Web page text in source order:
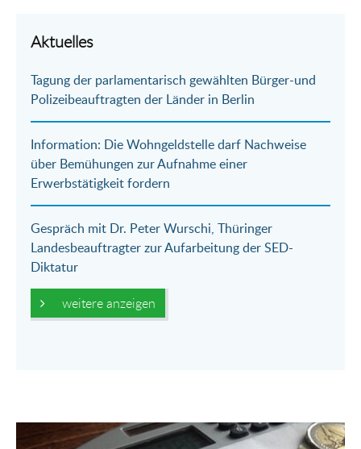
per
Mail
auf
Aktuelles
Tagung der parlamentarisch gewählten Bürger-und
Polizeibeauftragten der Länder in Berlin
Information: Die Wohngeldstelle darf Nachweise
über Bemühungen zur Aufnahme einer
Erwerbstätigkeit fordern
Gespräch mit Dr. Peter Wurschi, Thüringer
Landesbeauftragter zur Aufarbeitung der SED-
Diktatur
weitere anzeigen